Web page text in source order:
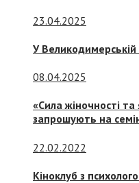
23.04.2025
У
08.04.2025
«Сила жіночності
запрошують на
22.02.2022
Кіноклуб з